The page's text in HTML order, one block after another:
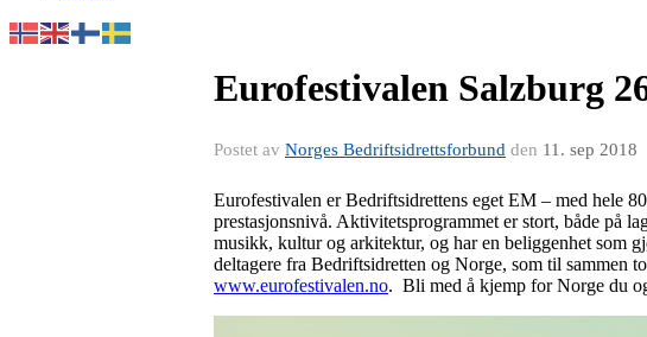
Eurofestivalen Salzburg
Postet av Norges Bedriftsidrettsforbund den 11. sep 2018
Eurofestivalen er Bedriftsidrettens eget EM – med hele
prestasjonsnivå. Aktivitetsprogrammet er stort, både på
musikk, kultur og arkitektur, og har en beliggenhet som
deltagere fra Bedriftsidretten og Norge, som til sammen
www.eurofestivalen.no. Bli med å kjemp for Norge du